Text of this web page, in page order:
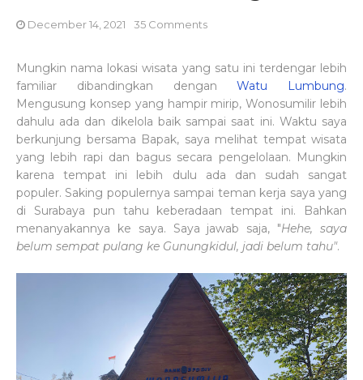
December 14, 2021 35 Comments
Mungkin nama lokasi wisata yang satu ini terdengar lebih
familiar dibandingkan denganWatu Lumbung.
Mengusung konsep yang hampir mirip, Wonosumilir lebih
dahulu ada dan dikelola baik sampai saat ini. Waktu saya
berkunjung bersama Bapak, saya melihat tempat wisata
yang lebih rapi dan bagus secara pengelolaan. Mungkin
karena tempat ini lebih dulu ada dan sudah sangat
populer. Saking populernya sampai teman kerja saya yang
di Surabaya pun tahu keberadaan tempat ini. Bahkan
menanyakannya ke saya. Saya jawab saja, "Hehe, saya
belum sempat pulang ke Gunungkidul, jadi belum tahu".